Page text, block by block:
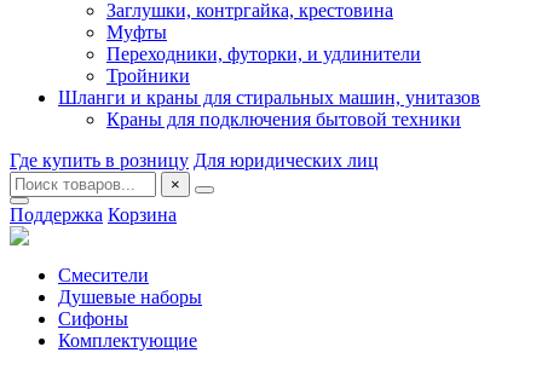
Заглушки, контргайка, крестовина
Муфты
Переходники, футорки, и удлинители
Тройники
Шланги и краны для стиральных машин, унитазов
Краны для подключения бытовой техники
Где купить в розницу Для юридических лиц
×
Поддержка Корзина
Смесители
Душевые наборы
Сифоны
Комплектующие